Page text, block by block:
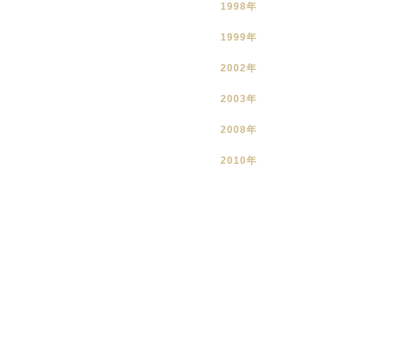
1998年
1999年
2002年
2003年
2008年
2010年